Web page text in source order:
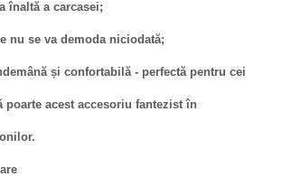
înaltă a carcasei;
nu se va demoda niciodată;
și confortabilă - perfectă pentru cei
poarte acest accesoriu fantezist în